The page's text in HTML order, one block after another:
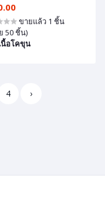
ขายแล้ว 1 ชิ้น
50 ชิ้น)
นื้อโคขุน
4 ›